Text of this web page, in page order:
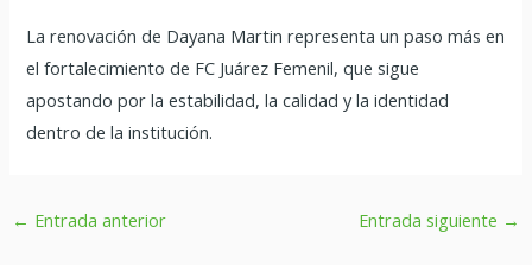
La renovación de Dayana Martin representa un paso más en
el fortalecimiento de FC Juárez Femenil, que sigue
apostando por la estabilidad, la calidad y la identidad
dentro de la institución.
← Entrada anterior Entrada siguiente →